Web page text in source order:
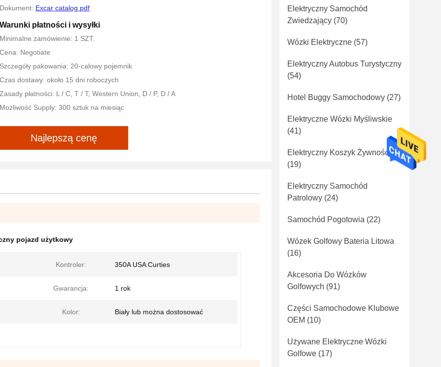
Dokument: Excar catalog.pdf
Warunki płatności i wysyłki
Minimalne zamówienie: 1 SZT.
Cena: Negotiate
Szczegóły pakowania: 20-calowy pojemnik
Czas dostawy: około 15 dni roboczych
Zasady płatności: L / C, T / T, Western Union, D / P, D / A
Możliwość Supply: 300 sztuk na miesiąc
Najlepszą cenę
pojazd użytkowy
Kontroler: 350A USA Curties
Gwarancja: 1 rok
Kolor: Biały lub można dostosować
Elektryczny Samochód
Zwiedzający (70)
Wózki Elektryczne (57)
Elektryczny Autobus Turystyczny
(54)
Hotel Buggy Samochodowy (27)
Elektryczne Wózki Myśliwskie
(41)
Elektryczny Koszyk Żywności
(19)
Elektryczny Samochód
Patrolowy (24)
Samochód Pogotowia (22)
Wózek Golfowy Bateria Litowa
(16)
Akcesoria Do Wózków
Golfowych (91)
Części Samochodowe Klubowe
OEM (10)
Używane Elektryczne Wózki
Golfowe (17)